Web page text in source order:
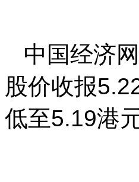
中国经济
股价收报
低至5.19港